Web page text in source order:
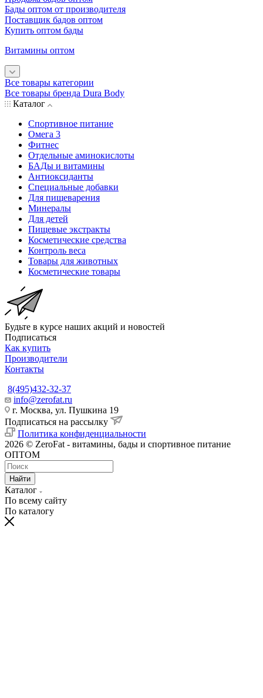
Бады оптом от производителя
Поставщик бадов оптом
Купить оптом бады
Витамины оптом
Все товары категории
Все товары бренда Dura Body
Каталог
Спортивное питание
Омега 3
Фитнес
Отдельные аминокислоты
БАДы и витамины
Антиоксиданты
Специальные добавки
Для пищеварения
Минералы
Для детей
Пищевые экстракты
Косметические средства
Контроль веса
Товары для животных
Косметические товары
Будьте в курсе наших акций и новостей
Подписаться
Как купить
Производители
Контакты
8(495)432-32-37
info@zerofat.ru
г. Москва, ул. Пушкина 19
Подписаться на рассылку
Политика конфиденциальности
2026 © ZeroFat - витамины, бады и спортивное питание
ОПТОМ
Найти
Каталог
По всему сайту
По каталогу